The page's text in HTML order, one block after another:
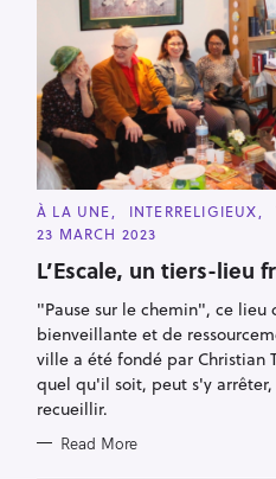
C
A
T
G
R
E
À LA UNE INTERRELIGIEUX
23 MARCH 2023
L’Escale, un tiers-lieu
"Pause sur le chemin", ce
bienveillante et de
ville a été fondé par Christian
quel qu'il soit, peut s'y arrêter,
recueillir.
Read More